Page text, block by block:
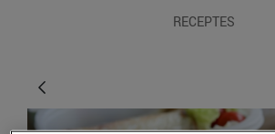
RECEPTES